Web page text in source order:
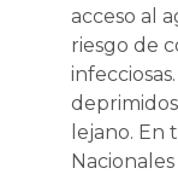
acceso al
riesgo de
lejano. En
Nacionales